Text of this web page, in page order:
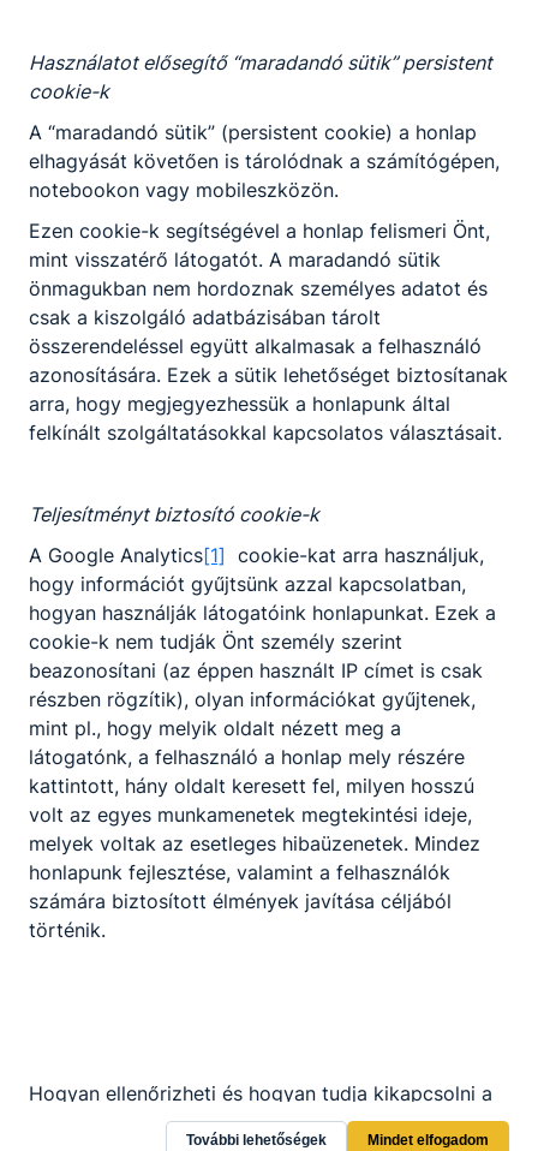
ismeri és alkalmazza a modern
fűtéstechnikai megoldásokat;
értelmezi a szakági terveket és azok
alapján felállítja a munkafolyamatok
sorrendjét, elkészíti a munka
megkezdéséhez illetve lezárásához
szükséges dokumentumokat;
árajánlatokat készít;
végrehajtja az időszakos ellenőrzési,
karbantartási, javítási, felújítási
feladatokat.
Partnereink
Használatot elősegítő “maradandó sütik” persistent
cookie-k
A “maradandó sütik” (persistent cookie) a honlap
elhagyását követően is tárolódnak a számítógépen,
notebookon vagy mobileszközön.
Ezen cookie-k segítségével a honlap felismeri Önt,
mint visszatérő látogatót. A maradandó sütik
önmagukban nem hordoznak személyes adatot és
csak a kiszolgáló adatbázisában tárolt
összerendeléssel együtt alkalmasak a felhasználó
azonosítására. Ezek a sütik lehetőséget biztosítanak
arra, hogy megjegyezhessük a honlapunk által
felkínált szolgáltatásokkal kapcsolatos választásait.
Teljesítményt biztosító cookie-k
A Google Analytics[1] cookie-kat arra használjuk,
hogy információt gyűjtsünk azzal kapcsolatban,
hogyan használják látogatóink honlapunkat. Ezek a
cookie-k nem tudják Önt személy szerint
beazonosítani (az éppen használt IP címet is csak
részben rögzítik), olyan információkat gyűjtenek,
mint pl., hogy melyik oldalt nézett meg a
látogatónk, a felhasználó a honlap mely részére
kattintott, hány oldalt keresett fel, milyen hosszú
volt az egyes munkamenetek megtekintési ideje,
melyek voltak az esetleges hibaüzenetek. Mindez
honlapunk fejlesztése, valamint a felhasználók
számára biztosított élmények javítása céljából
történik.
Hogyan ellenőrizheti és hogyan tudja kikapcsolni a
További lehetőségek Mindet elfogadom